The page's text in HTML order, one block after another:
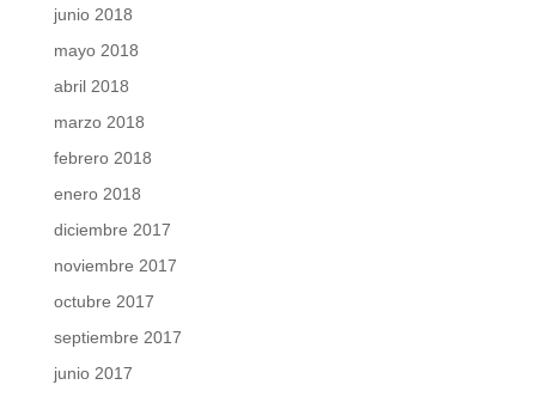
junio 2018
mayo 2018
abril 2018
marzo 2018
febrero 2018
enero 2018
diciembre 2017
noviembre 2017
octubre 2017
septiembre 2017
junio 2017